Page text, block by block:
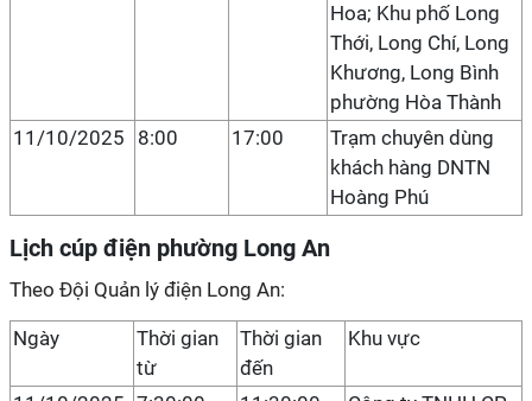
Hoa; Khu phố Long
Thới, Long Chí, Long
Khương, Long Bình
phường Hòa Thành
11/10/2025
8:00 17:00
Trạm chuyên dùng
khách hàng DNTN
Hoàng Phú
Lịch cúp điện phường Long An
Theo Đội Quản lý điện Long An:
Ngày
Thời gian
từ
Thời gian
đến
Khu vực